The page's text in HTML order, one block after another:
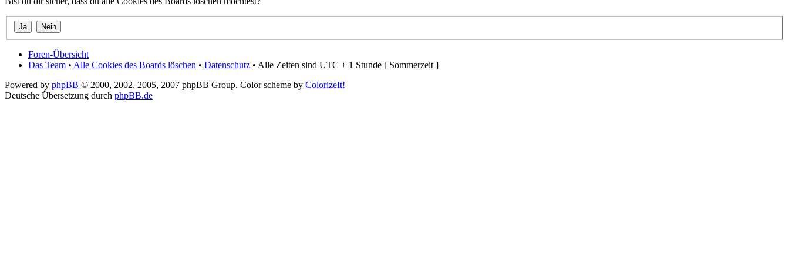
Foren-Übersicht
Das Team • Alle Cookies des Boards löschen • Datenschutz • Alle Zeiten sind UTC + 1 Stunde [ Sommerzeit ]
Powered by phpBB © 2000, 2002, 2005, 2007 phpBB Group. Color scheme by ColorizeIt!
Deutsche Übersetzung durch phpBB.de